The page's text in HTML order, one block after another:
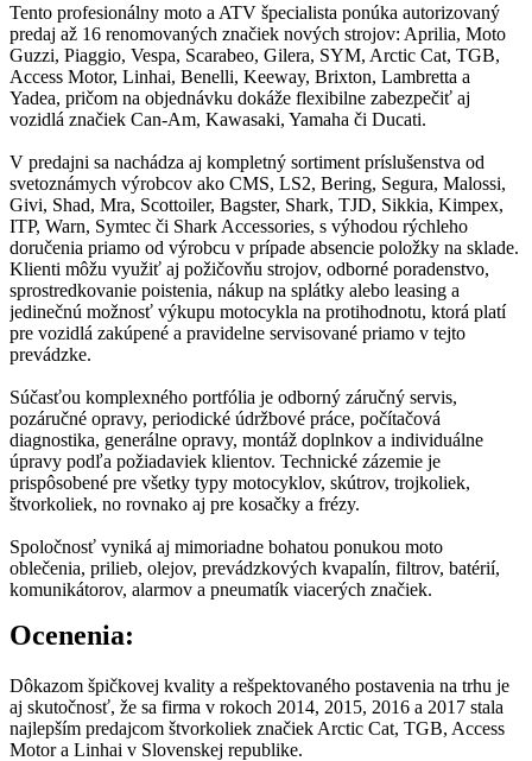
Tento profesionálny moto a ATV špecialista ponúka autorizovaný
predaj až 16 renomovaných značiek nových strojov: Aprilia, Moto
Guzzi, Piaggio, Vespa, Scarabeo, Gilera, SYM, Arctic Cat, TGB,
Access Motor, Linhai, Benelli, Keeway, Brixton, Lambretta a
Yadea, pričom na objednávku dokáže flexibilne zabezpečiť aj
vozidlá značiek Can-Am, Kawasaki, Yamaha či Ducati.
V predajni sa nachádza aj kompletný sortiment príslušenstva od
svetoznámych výrobcov ako CMS, LS2, Bering, Segura, Malossi,
Givi, Shad, Mra, Scottoiler, Bagster, Shark, TJD, Sikkia, Kimpex,
ITP, Warn, Symtec či Shark Accessories, s výhodou rýchleho
doručenia priamo od výrobcu v prípade absencie položky na sklade.
Klienti môžu využiť aj požičovňu strojov, odborné poradenstvo,
sprostredkovanie poistenia, nákup na splátky alebo leasing a
jedinečnú možnosť výkupu motocykla na protihodnotu, ktorá platí
pre vozidlá zakúpené a pravidelne servisované priamo v tejto
prevádzke.
Súčasťou komplexného portfólia je odborný záručný servis,
pozáručné opravy, periodické údržbové práce, počítačová
diagnostika, generálne opravy, montáž doplnkov a individuálne
úpravy podľa požiadaviek klientov. Technické zázemie je
prispôsobené pre všetky typy motocyklov, skútrov, trojkoliek,
štvorkoliek, no rovnako aj pre kosačky a frézy.
Spoločnosť vyniká aj mimoriadne bohatou ponukou moto
oblečenia, prilieb, olejov, prevádzkových kvapalín, filtrov, batérií,
komunikátorov, alarmov a pneumatík viacerých značiek.
Ocenenia:
Dôkazom špičkovej kvality a rešpektovaného postavenia na trhu je
aj skutočnosť, že sa firma v rokoch 2014, 2015, 2016 a 2017 stala
najlepším predajcom štvorkoliek značiek Arctic Cat, TGB, Access
Motor a Linhai v Slovenskej republike.